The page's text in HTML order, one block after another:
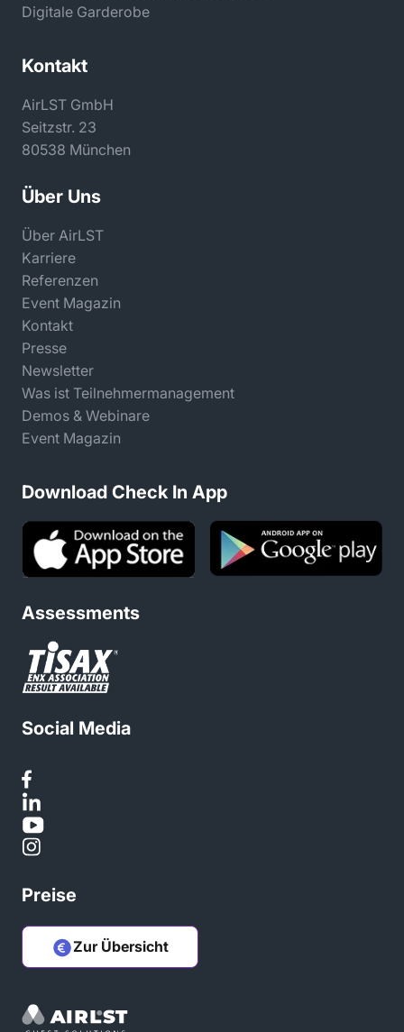
Digitale Garderobe
Kontakt
AirLST GmbH
Seitzstr. 23
80538 München
Über Uns
Über AirLST
Karriere
Referenzen
Event Magazin
Kontakt
Presse
Newsletter
Was ist Teilnehmermanagement
Demos & Webinare
Event Magazin
Download Check In App
Assessments
Social Media
Preise
Zur Übersicht